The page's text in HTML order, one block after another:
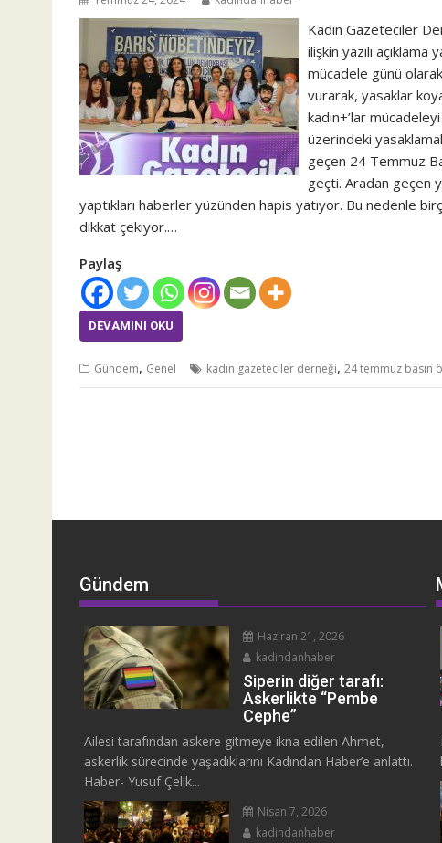
Kadın Gazeteciler
ilişkin yazılı
mücadele günü
vurarak, yasaklar
kadın+’lar
üzerindeki
geçen 24 Temmuz
geçti. Aradan geçen
yaptıkları haberler yüzünden hapis yatıyor. Bu nedenle
dikkat çekiyor.…
Paylaş
DEVAMINI OKU
Gündem, Genel kadın gazeteciler derneği, 24 temmuz basın
Gündem
Haziran 21, 2026
kadindanhaber
Siperin diğer tarafı:
Askerlikte “Pembe
Cephe”
Ailesi tarafından askere gitmeye ikna edilen Ahmet,
askerlik sürecinde yaşadıklarını Kadından Haber’e anlattı.
Haber- Yusuf Çelik...
Nisan 7, 2026
kadindanhaber